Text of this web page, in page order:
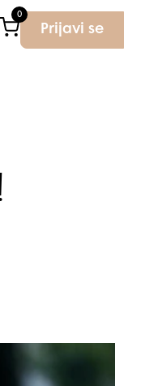
0
Prijavi se